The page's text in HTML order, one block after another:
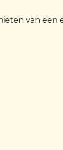
van een